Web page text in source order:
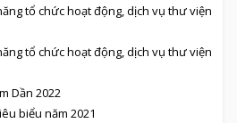
tổ chức hoạt động, dịch vụ thư viện
tổ chức hoạt động, dịch vụ thư viện
Dần 2022
biểu năm 2021